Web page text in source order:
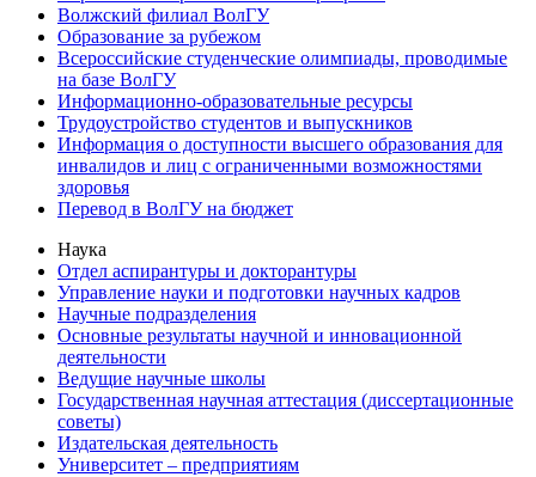
Волжский филиал ВолГУ
Образование за рубежом
Всероссийские студенческие олимпиады, проводимые
на базе ВолГУ
Информационно-образовательные ресурсы
Трудоустройство студентов и выпускников
Информация о доступности высшего образования для
инвалидов и лиц с ограниченными возможностями
здоровья
Перевод в ВолГУ на бюджет
Наука
Отдел аспирантуры и докторантуры
Управление науки и подготовки научных кадров
Научные подразделения
Основные результаты научной и инновационной
деятельности
Ведущие научные школы
Государственная научная аттестация (диссертационные
советы)
Издательская деятельность
Университет – предприятиям